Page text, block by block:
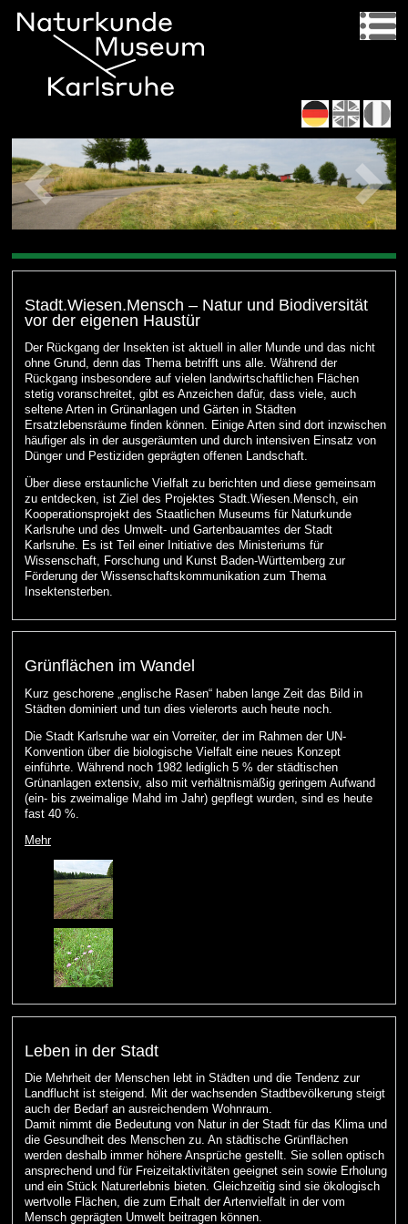
Stadt.Wiesen.Mensch – Natur und Biodiversität
vor der eigenen Haustür
Der Rückgang der Insekten ist aktuell in aller Munde und das nicht
ohne Grund, denn das Thema betrifft uns alle. Während der
Rückgang insbesondere auf vielen landwirtschaftlichen Flächen
stetig voranschreitet, gibt es Anzeichen dafür, dass viele, auch
seltene Arten in Grünanlagen und Gärten in Städten
Ersatzlebensräume finden können. Einige Arten sind dort inzwischen
häufiger als in der ausgeräumten und durch intensiven Einsatz von
Dünger und Pestiziden geprägten offenen Landschaft.
Über diese erstaunliche Vielfalt zu berichten und diese gemeinsam
zu entdecken, ist Ziel des Projektes Stadt.Wiesen.Mensch, ein
Kooperationsprojekt des Staatlichen Museums für Naturkunde
Karlsruhe und des Umwelt- und Gartenbauamtes der Stadt
Karlsruhe. Es ist Teil einer Initiative des Ministeriums für
Wissenschaft, Forschung und Kunst Baden-Württemberg zur
Förderung der Wissenschaftskommunikation zum Thema
Insektensterben.
Grünflächen im Wandel
Kurz geschorene „englische Rasen“ haben lange Zeit das Bild in
Städten dominiert und tun dies vielerorts auch heute noch.
Die Stadt Karlsruhe war ein Vorreiter, der im Rahmen der UN-
Konvention über die biologische Vielfalt eine neues Konzept
einführte. Während noch 1982 lediglich 5 % der städtischen
Grünanlagen extensiv, also mit verhältnismäßig geringem Aufwand
(ein- bis zweimalige Mahd im Jahr) gepflegt wurden, sind es heute
fast 40 %.
Mehr
Leben in der Stadt
Die Mehrheit der Menschen lebt in Städten und die Tendenz zur
Landflucht ist steigend. Mit der wachsenden Stadtbevölkerung steigt
auch der Bedarf an ausreichendem Wohnraum.
Damit nimmt die Bedeutung von Natur in der Stadt für das Klima und
die Gesundheit des Menschen zu. An städtische Grünflächen
werden deshalb immer höhere Ansprüche gestellt. Sie sollen optisch
ansprechend und für Freizeitaktivitäten geeignet sein sowie Erholung
und ein Stück Naturerlebnis bieten. Gleichzeitig sind sie ökologisch
wertvolle Flächen, die zum Erhalt der Artenvielfalt in der vom
Mensch geprägten Umwelt beitragen können.